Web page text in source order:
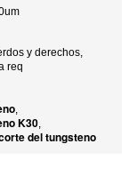
y derechos,
req
,
K30,
del tungsteno